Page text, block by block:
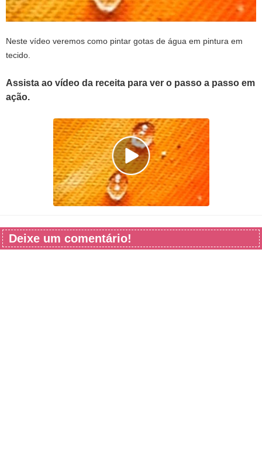
Neste vídeo veremos como pintar gotas de água em pintura em
tecido.
Assista ao vídeo da receita para ver o passo a passo em
ação.
Deixe um comentário!